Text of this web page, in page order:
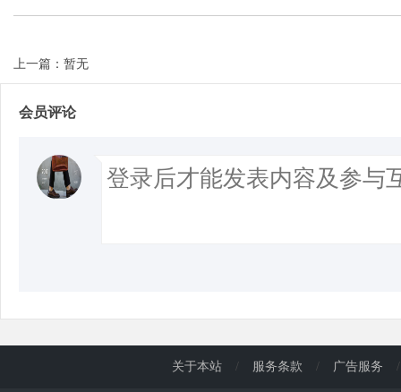
上一篇：暂无
会员评论
关于本站 / 服务条款 / 广告服务 /